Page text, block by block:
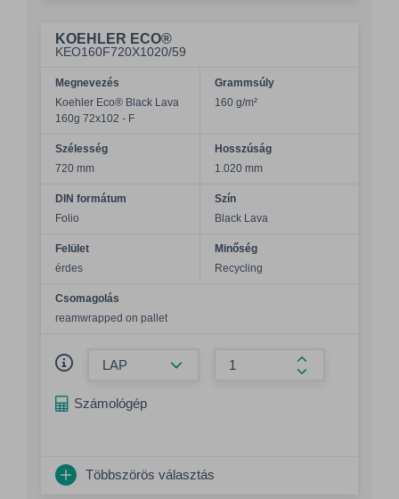
KOEHLER ECO®
KEO160F720X1020/59
Megnevezés
Koehler Eco® Black Lava
160g 72x102 - F
Grammsúly
160 g/m²
Szélesség
720 mm
Hosszúság
1.020 mm
DIN formátum
Folio
Szín
Black Lava
Felület
érdes
Minőség
Recycling
Csomagolás
reamwrapped on pallet
Összeg
Számológép
Többszörös választás